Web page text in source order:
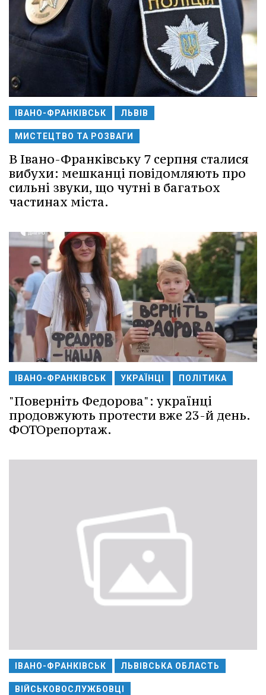
ІВАНО-ФРАНКІВСЬК ЛЬВІВ
МИСТЕЦТВО ТА РОЗВАГИ
В Івано-Франківську 7 серпня сталися
вибухи: мешканці повідомляють про
сильні звуки, що чутні в багатьох
частинах міста.
ІВАНО-ФРАНКІВСЬК УКРАЇНЦІ ПОЛІТИКА
"Поверніть Федорова": українці
продовжують протести вже 23-й день.
ФОТОрепортаж.
ІВАНО-ФРАНКІВСЬК ЛЬВІВСЬКА ОБЛАСТЬ
ВІЙСЬКОВОСЛУЖБОВЦІ